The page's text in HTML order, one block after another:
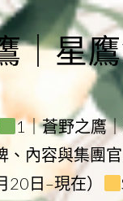
｜星鷹
1｜蒼野之鷹
、內容與集團
日–現在）